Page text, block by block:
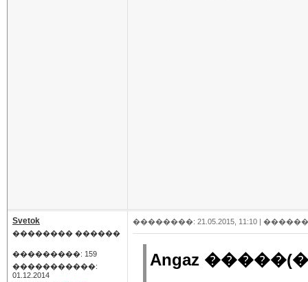
Svetok
�������� ������
���������: 159
�����������:
01.12.2014
��������: 21.05.2015, 11:10 |
Angaz